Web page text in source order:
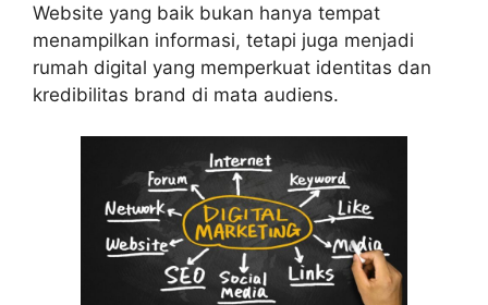
Website yang baik bukan hanya tempat
menampilkan informasi, tetapi juga menjadi
rumah digital yang memperkuat identitas dan
kredibilitas brand di mata audiens.